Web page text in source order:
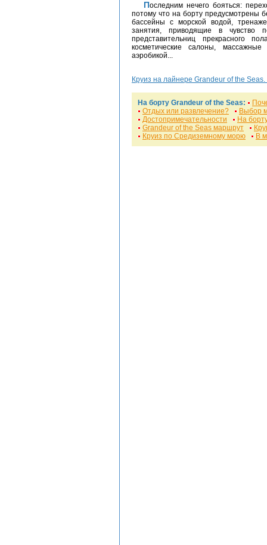
Последним нечего бояться: переходить на новые размеры одежды не придется,
потому что на борту предусмотрены
бассейны с морской водой,
занятия, приводящие в чувство
представительниц прекрасного
косметические салоны,
аэробикой...
Круиз на лайнере Grandeur of the Seas.
На борту Grandeur of the Seas:
Отдых или развлечение?
Выбор
Достопримечательности
На
Grandeur of the Seas маршрут
Круиз по Средиземному морю
В